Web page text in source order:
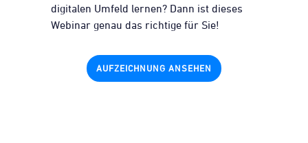
digitalen Umfeld lernen? Dann ist dieses
Webinar genau das richtige für Sie!
AUFZEICHNUNG ANSEHEN